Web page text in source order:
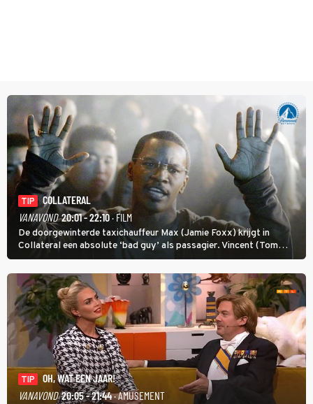
TIP
COLLATERAL
VANAVOND 20:01 - 22:10· FILM
De doorgewinterde taxichauffeur Max (Jamie Foxx) krijgt in
Collateral een absolute ‘bad guy’ als passagier. Vincent (Tom
Cruise) heeft hem nodig om hem de stad door te loodsen om een
wel heel lugubere reden.
TIP
OH, WAT EEN JAAR!
VANAVOND 20:05 - 21:44· AMUSEMENT